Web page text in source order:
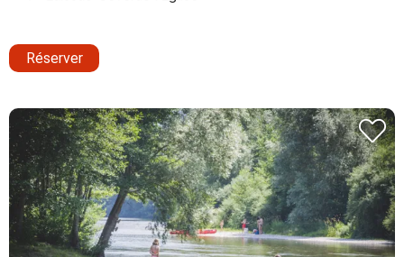
Réserver